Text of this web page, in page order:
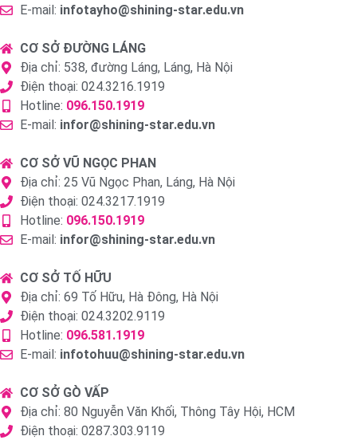
E-mail: infotayho@shining-star.edu.vn
CƠ SỞ ĐƯỜNG LÁNG
Địa chỉ: 538, đường Láng, Láng, Hà Nội
Điện thoại: 024.3216.1919
Hotline: 096.150.1919
E-mail: infor@shining-star.edu.vn
CƠ SỞ VŨ NGỌC PHAN
Địa chỉ: 25 Vũ Ngọc Phan, Láng, Hà Nội
Điện thoại: 024.3217.1919
Hotline: 096.150.1919
E-mail: infor@shining-star.edu.vn
CƠ SỞ TỐ HỮU
Địa chỉ: 69 Tố Hữu, Hà Đông, Hà Nội
Điện thoại: 024.3202.9119
Hotline: 096.581.1919
E-mail: infotohuu@shining-star.edu.vn
CƠ SỞ GÒ VẤP
Địa chỉ: 80 Nguyễn Văn Khối, Thông Tây Hội, HCM
Điện thoại: 0287.303.9119